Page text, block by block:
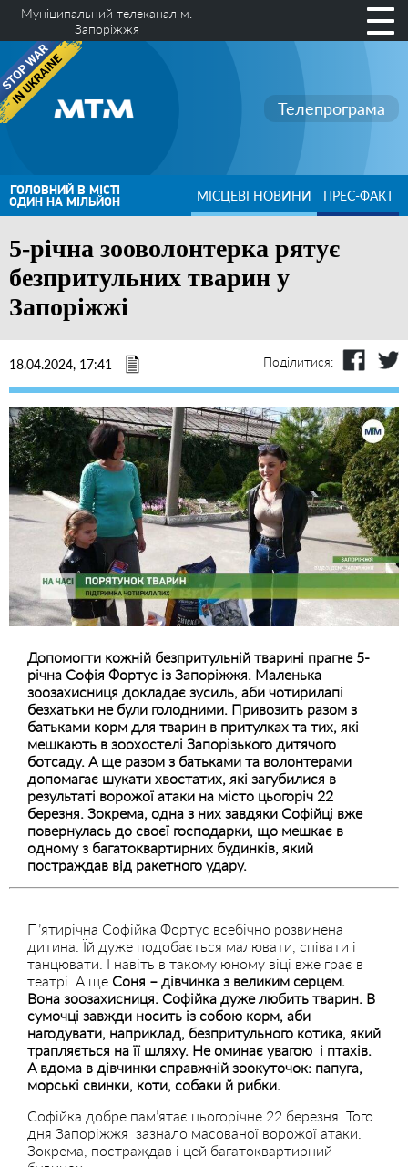
Муніципальний телеканал м.
Запоріжжя
Телепрограма
ГОЛОВНИЙ В МІСТІ
ОДИН НА МІЛЬЙОН МІСЦЕВІ НОВИНИ ПРЕС-ФАКТ
5-річна зооволонтерка рятує
безпритульних тварин у
Запоріжжі
18.04.2024, 17:41 Поділитися:
Допомогти кожній безпритульній тварині прагне 5-
річна Софія Фортус із Запоріжжя. Маленька
зоозахисниця докладає зусиль, аби чотирилапі
безхатьки не були голодними. Привозить разом з
батьками корм для тварин в притулках та тих, які
мешкають в зоохостелі Запорізького дитячого
ботсаду. А ще разом з батьками та волонтерами
допомагає шукати хвостатих, які загубилися в
результаті ворожої атаки на місто цьогоріч 22
березня. Зокрема, одна з них завдяки Софійці вже
повернулась до своєї господарки, що мешкає в
одному з багатоквартирних будинків, який
постраждав від ракетного удару.
П’ятирічна Софійка Фортус всебічно розвинена
дитина. Їй дуже подобається малювати, співати і
танцювати. І навіть в такому юному віці вже грає в
театрі. А ще Соня – дівчинка з великим серцем.
Вона зоозахисниця. Софійка дуже любить тварин. В
сумочці завжди носить із собою корм, аби
нагодувати, наприклад, безпритульного котика, який
трапляється на її шляху. Не оминає увагою і птахів.
А вдома в дівчинки справжній зоокуточок: папуга,
морські свинки, коти, собаки й рибки.
Софійка добре пам’ятає цьогорічне 22 березня. Того
дня Запоріжжя зазнало масованої ворожої атаки.
Зокрема, постраждав і цей багатоквартирний